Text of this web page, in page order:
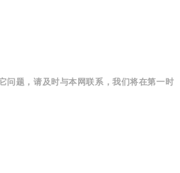
问题，请及时与本网联系，我们将在第一时